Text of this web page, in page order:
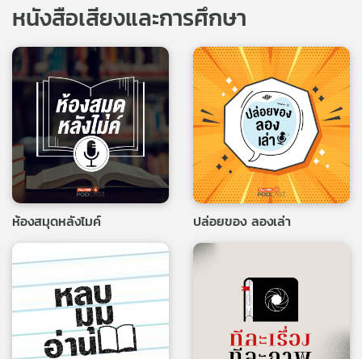
หนังสือเสียงและการศึกษา
ห้องสมุดหลังไมค์ ปล่อยของ ลองเล่า